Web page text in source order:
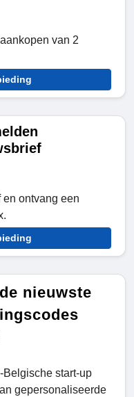
van 2
ontvang een
nieuwste
start-up
gepersonaliseerde